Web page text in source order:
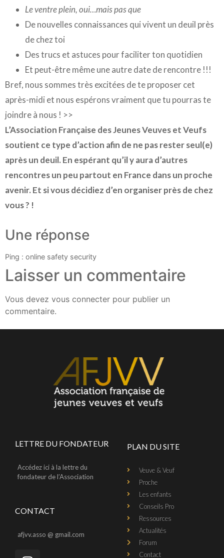
Le ventre plein, oui…mais pas que
De nouvelles connaissances qui vivent un deuil près
de chez toi
Des trucs et astuces pour faciliter ton quotidien
Et peut-être même une autre date de rencontre !!!
Bref, nous sommes très excitées de te proposer cet
après-midi et nous espérons vraiment que tu pourras te
joindre à nous ! >>
L’Association Française des Jeunes Veuves et Veufs
soutient ce type d’action afin de ne pas rester seul(e)
après un deuil. En espérant qu’il y aura d’autres
rencontres un peu partout en France dans un proche
avenir. Et si vous décidiez d’en organiser près de chez
vous ? !
Une réponse
Ping : online safety security
Laisser un commentaire
Vous devez vous connecter pour publier un
commentaire.
LETTRE DU FONDATEUR
Accédez ici à la lettre du
fondateur de l’Association
CONTACT
afjvv.asso @ gmail.com
PLAN DU SITE
Veuve & Veuf
Proche
Les enfants
Conseils Pro
Ressources
Actualités
Forum
Contact